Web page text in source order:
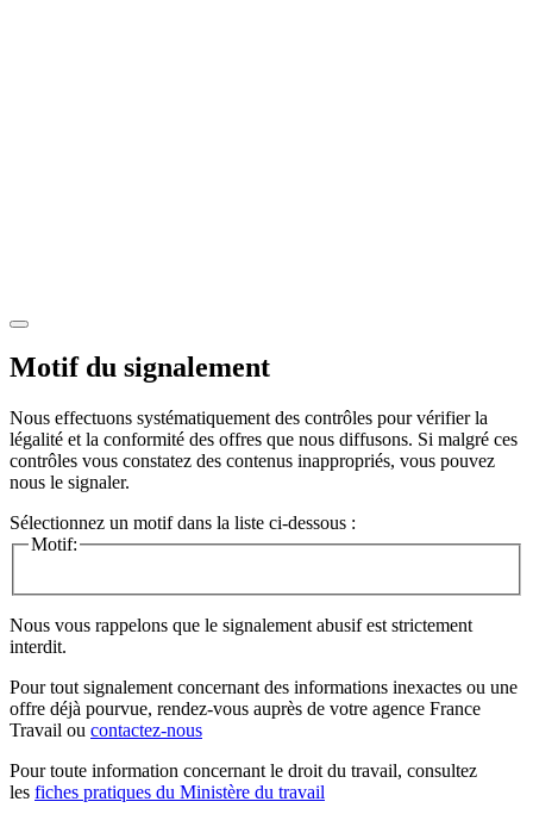
Motif du signalement
Nous effectuons systématiquement des contrôles pour vérifier la
légalité et la conformité des offres que nous diffusons. Si malgré ces
contrôles vous constatez des contenus inappropriés, vous pouvez
nous le signaler.
Sélectionnez un motif dans la liste ci-dessous :
Motif:
Nous vous rappelons que le signalement abusif est strictement
interdit.
Pour tout signalement concernant des informations inexactes ou une
offre déjà pourvue, rendez-vous auprès de votre agence France
Travail ou contactez-nous
Pour toute information concernant le droit du travail, consultez
les fiches pratiques du Ministère du travail